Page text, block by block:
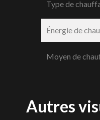
Type de
Énergie de
Moyen de
Autres